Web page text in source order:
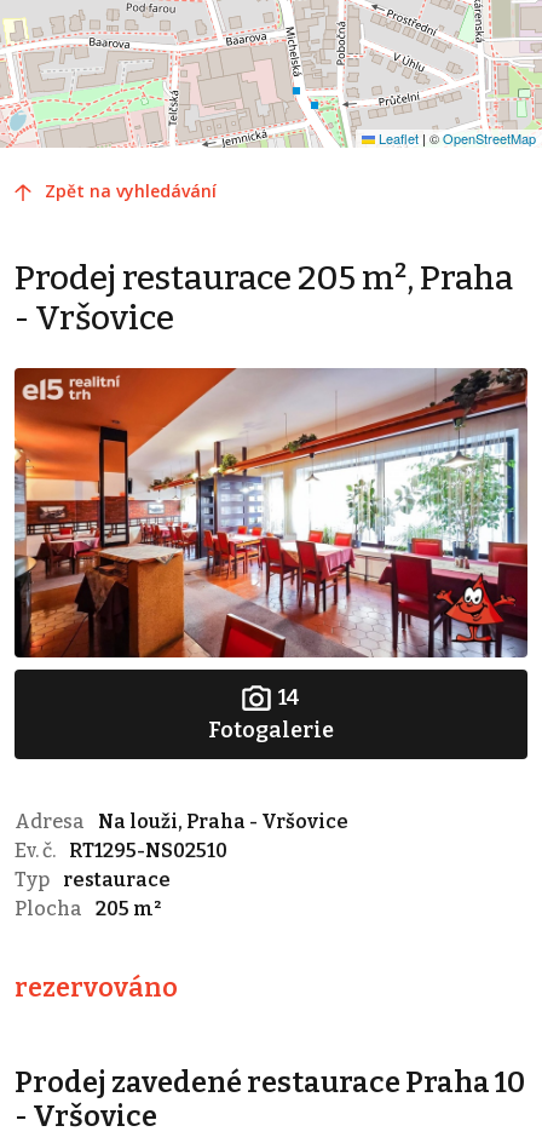
Leaflet | ©OpenStreetMap
Zpět na vyhledávání
Prodej restaurace 205 m², Praha
- Vršovice
14
Fotogalerie
Adresa
Na louži, Praha - Vršovice
Ev. č.
RT1295-NS02510
Typ
restaurace
Plocha
205 m²
rezervováno
Prodej zavedené restaurace Praha 10
- Vršovice